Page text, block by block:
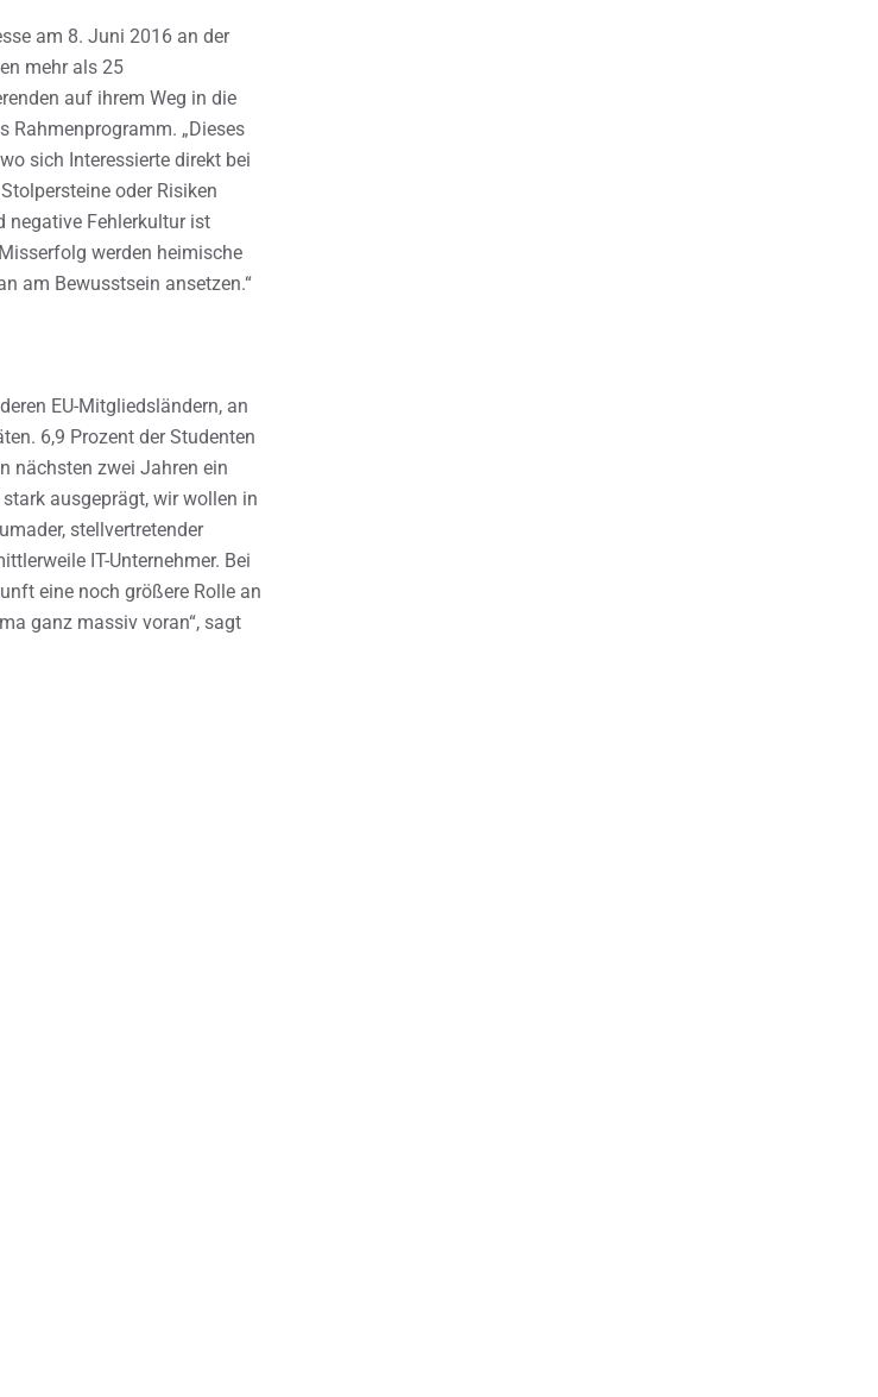
am 8. Juni 2016 an der
mehr als 25
auf ihrem Weg in die
Rahmenprogramm. „Dieses
sich Interessierte direkt bei
oder Risiken
negative Fehlerkultur ist
werden heimische
am Bewusstsein ansetzen.“
EU-Mitgliedsländern, an
6,9 Prozent der Studenten
nächsten zwei Jahren ein
ausgeprägt, wir wollen in
stellvertretender
IT-Unternehmer. Bei
eine noch größere Rolle an
ganz massiv voran“, sagt